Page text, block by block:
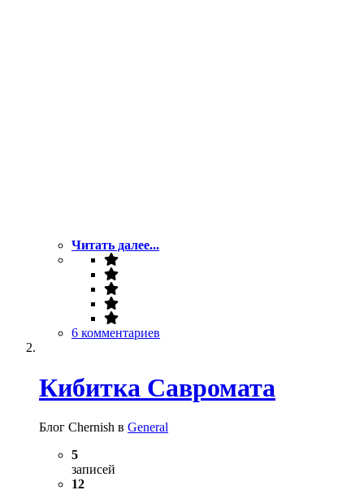
Читать далее...
6 комментариев
Кибитка Савромата
Блог Chernish в General
5
записей
12